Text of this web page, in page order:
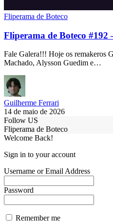
Fliperama de Boteco
Fliperama de Boteco #192
Fale Galera!!! Hoje os remakeros
Machado, Alysson Guedim e…
Guilherme Ferrari
14 de maio de 2026
Follow US
Fliperama de Boteco
Welcome Back!
Sign in to your account
Username or Email Address
Password
Remember me